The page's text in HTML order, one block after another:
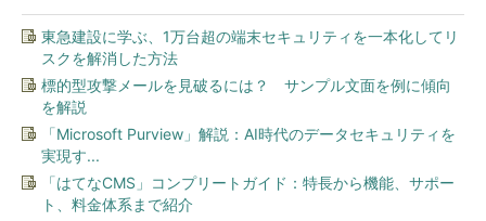
東急建設に学ぶ、1万台超の端末セキュリティを一本化してリ
スクを解消した方法
標的型攻撃メールを見破るには？ サンプル文面を例に傾向
を解説
「Microsoft Purview」解説：AI時代のデータセキュリティを
実現す...
「はてなCMS」コンプリートガイド：特長から機能、サポー
ト、料金体系まで紹介